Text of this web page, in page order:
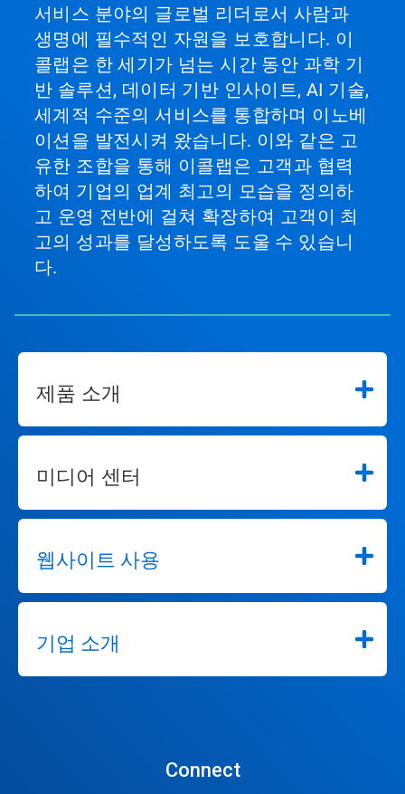
서비스 분야의 글로벌 리더로서 사람과
생명에 필수적인 자원을 보호합니다. 이
콜랩은 한 세기가 넘는 시간 동안 과학 기
반 솔루션, 데이터 기반 인사이트, AI 기술,
세계적 수준의 서비스를 통합하며 이노베
이션을 발전시켜 왔습니다. 이와 같은 고
유한 조합을 통해 이콜랩은 고객과 협력
하여 기업의 업계 최고의 모습을 정의하
고 운영 전반에 걸쳐 확장하여 고객이 최
고의 성과를 달성하도록 도울 수 있습니
다.
제품 소개
미디어 센터
웹사이트 사용
기업 소개
Connect